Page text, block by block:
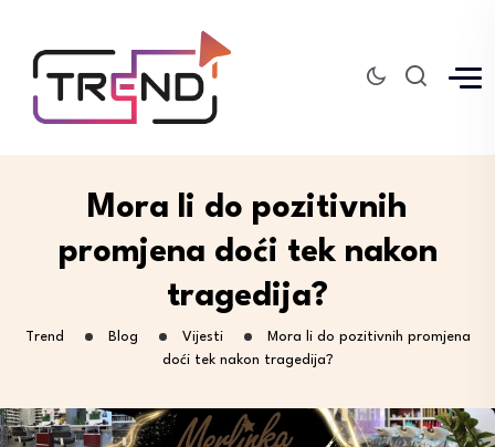
Mora li do pozitivnih
promjena doći tek nakon
tragedija?
Trend Blog Vijesti
Mora li do pozitivnih promjena
doći tek nakon tragedija?